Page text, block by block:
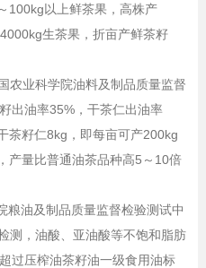
100kg以上鲜茶果，高株产
生茶果，折亩产鲜茶籽
农业科学院油料及制品质量监督
出油率35%，干茶仁出油率
茶籽仁8kg，即每亩可产200kg
产量比普通油茶品种高5～10倍
粮油及制品质量监督检验测试中
测，油酸、亚油酸等不饱和脂肪
过压榨油茶籽油一级食用油标